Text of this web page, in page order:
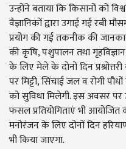
उन्होंने बताया कि किसानों को
वैज्ञानिकों द्वारा उगाई गई रबी
प्रयोग की गई तकनीक की
की कृषि, पशुपालन तथा
के लिए मेले के दोनों दिन
पर मिट्टी, सिंचाई जल व रोगी
को सुविधा मिलेगी. इस अवसर
फसल प्रतियोगिताएं भी आयोजित
मनोरंजन के लिए दोनों दिन
भी किया जाएगा.